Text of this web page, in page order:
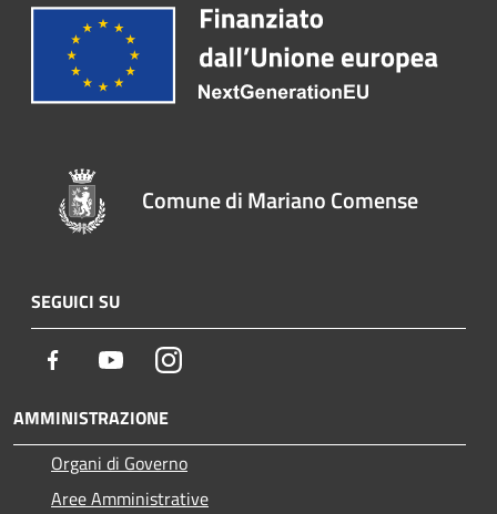
Comune di Mariano Comense
SEGUICI SU
Facebook YoutubeInstagram
AMMINISTRAZIONE
Organi di Governo
Aree Amministrative